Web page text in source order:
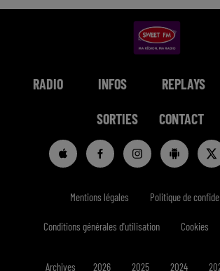
RADIO INFOS REPLAYS
SORTIES CONTACT
Mentions légales Politique de
Conditions générales d'utilisation Cookies
Archives 2026 2025 2024